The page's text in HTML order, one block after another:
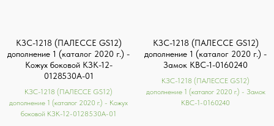
КЗС-1218 (ПАЛЕССЕ GS12)
дополнение 1 (каталог 2020 г.) -
Кожух боковой КЗК-12-
0128530А-01
КЗС-1218 (ПАЛЕССЕ GS12)
дополнение 1 (каталог 2020 г.) - Кожух
боковой КЗК-12-0128530А-01
КЗС-1218 (ПАЛЕССЕ GS12)
дополнение 1 (каталог 2020 г.) -
Замок КВС-1-0160240
КЗС-1218 (ПАЛЕССЕ GS12)
дополнение 1 (каталог 2020 г.) - Замок
КВС-1-0160240